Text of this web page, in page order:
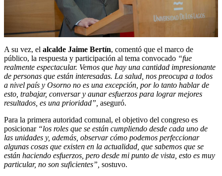
A su vez, el alcalde Jaime Bertín, comentó que el marco de
público, la respuesta y participación al tema convocado “fue
realmente espectacular. Vemos que hay una cantidad impresionante
de personas que están interesadas. La salud, nos preocupa a todos
a nivel país y Osorno no es una excepción, por lo tanto hablar de
esto, trabajar, conversar y aunar esfuerzos para lograr mejores
resultados, es una prioridad”, aseguró.
Para la primera autoridad comunal, el objetivo del congreso es
posicionar “los roles que se están cumpliendo desde cada uno de
las unidades y, además, observar cómo podemos perfeccionar
algunas cosas que existen en la actualidad, que sabemos que se
están haciendo esfuerzos, pero desde mi punto de vista, esto es muy
particular, no son suficientes”, sostuvo.